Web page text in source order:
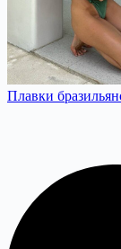
Плавки